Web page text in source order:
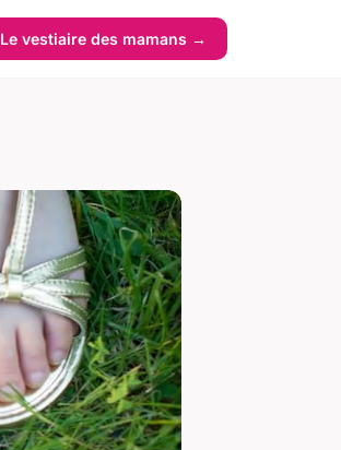
Le vestiaire des mamans →